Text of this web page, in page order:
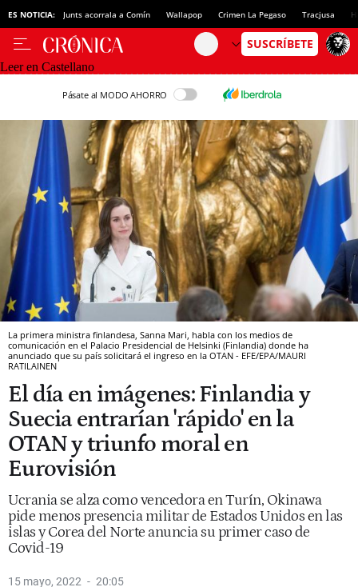
ES NOTICIA: Junts acorrala a Comín Wallapop Crimen La Pegaso Tracjusa
Leer en Castellano
Pásate al MODO AHORRO
La primera ministra finlandesa, Sanna Mari, habla con los medios de
comunicación en el Palacio Presidencial de Helsinki (Finlandia) donde ha
anunciado que su país solicitará el ingreso en la OTAN - EFE/EPA/MAURI
RATILAINEN
El día en imágenes: Finlandia y
Suecia entrarían 'rápido' en la
OTAN y triunfo moral en
Eurovisión
Ucrania se alza como vencedora en Turín, Okinawa
pide menos presencia militar de Estados Unidos en las
islas y Corea del Norte anuncia su primer caso de
Covid-19
15 mayo, 2022 20:05